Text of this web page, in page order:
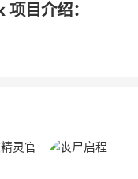
目介绍：